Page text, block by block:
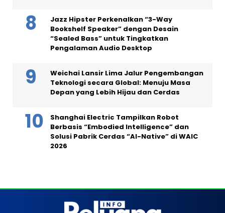
Jazz Hipster Perkenalkan “3-Way
Bookshelf Speaker” dengan Desain
“Sealed Bass” untuk Tingkatkan
Pengalaman Audio Desktop
Weichai Lansir Lima Jalur Pengembangan
Teknologi secara Global: Menuju Masa
Depan yang Lebih Hijau dan Cerdas
Shanghai Electric Tampilkan Robot
Berbasis “Embodied Intelligence” dan
Solusi Pabrik Cerdas “AI-Native” di WAIC
2026